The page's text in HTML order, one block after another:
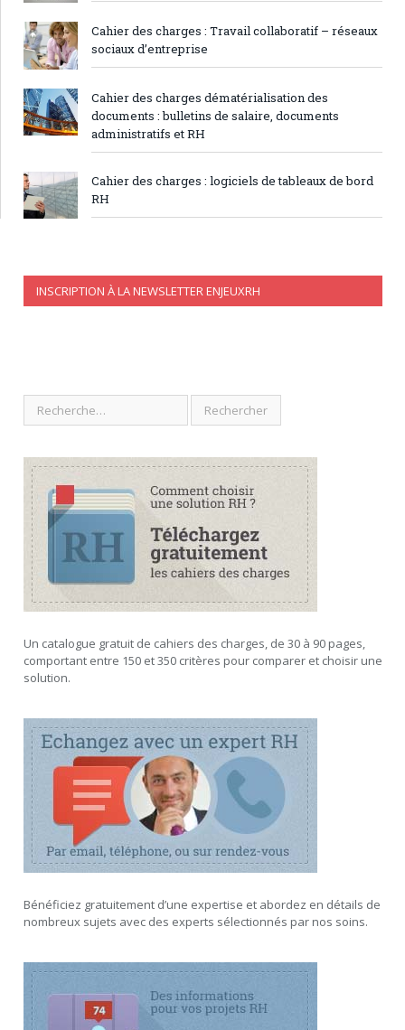
Cahier des charges : Travail collaboratif – réseaux
sociaux d’entreprise
Cahier des charges dématérialisation des
documents : bulletins de salaire, documents
administratifs et RH
Cahier des charges : logiciels de tableaux de bord
RH
INSCRIPTION À LA NEWSLETTER ENJEUXRH
Un catalogue gratuit de cahiers des charges, de 30 à 90 pages,
comportant entre 150 et 350 critères pour comparer et choisir une
solution.
Bénéficiez gratuitement d’une expertise et abordez en détails de
nombreux sujets avec des experts sélectionnés par nos soins.